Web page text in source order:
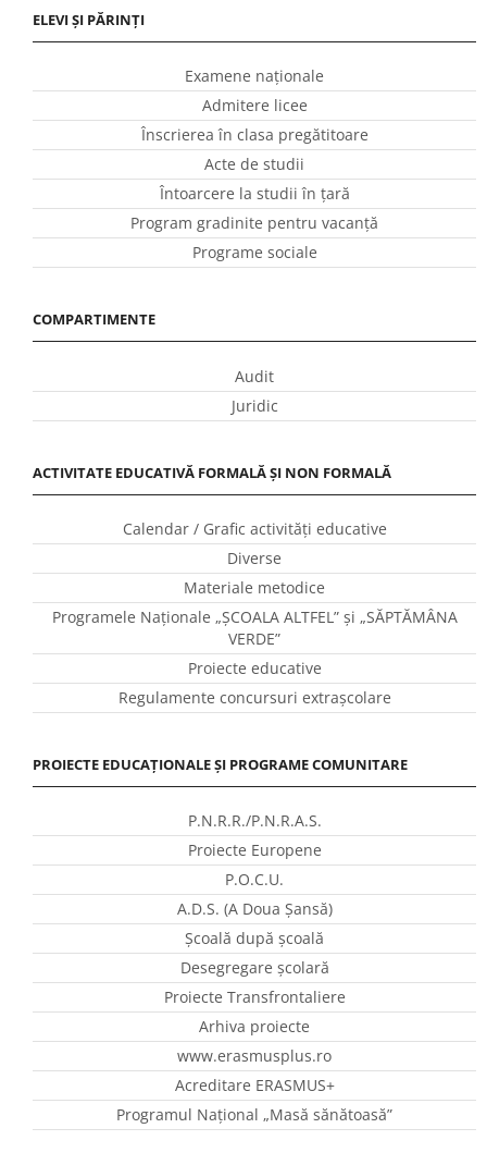
ELEVI ȘI PĂRINȚI
Examene naționale
Admitere licee
Înscrierea în clasa pregătitoare
Acte de studii
Întoarcere la studii în ţară
Program gradinite pentru vacanţă
Programe sociale
COMPARTIMENTE
Audit
Juridic
ACTIVITATE EDUCATIVĂ FORMALĂ ȘI NON FORMALĂ
Calendar / Grafic activităţi educative
Diverse
Materiale metodice
Programele Naţionale „ŞCOALA ALTFEL” și „SĂPTĂMÂNA
VERDE”
Proiecte educative
Regulamente concursuri extraşcolare
PROIECTE EDUCAȚIONALE ȘI PROGRAME COMUNITARE
P.N.R.R./P.N.R.A.S.
Proiecte Europene
P.O.C.U.
A.D.S. (A Doua Șansă)
Școală după școală
Desegregare școlară
Proiecte Transfrontaliere
Arhiva proiecte
www.erasmusplus.ro
Acreditare ERASMUS+
Programul Național „Masă sănătoasă”